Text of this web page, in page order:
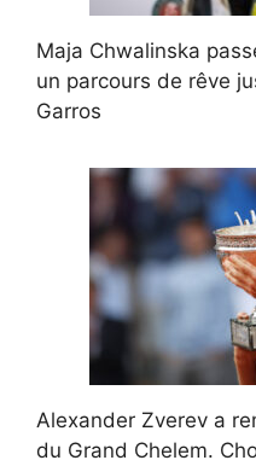
Maja Chwalinska
un parcours de rêve
Garros
Alexander Zverev a
du Grand Chelem.